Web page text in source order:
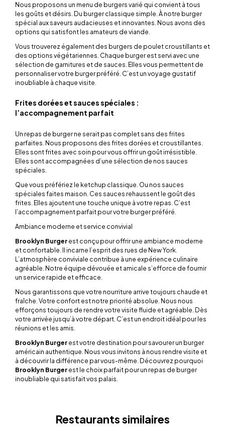
Nous proposons un menu de burgers varié qui convient à tous
les goûts et désirs. Du burger classique simple. À notre burger
spécial aux saveurs audacieuses et innovantes. Nous avons des
options qui satisfont les amateurs de viande.
Vous trouverez également des burgers de poulet croustillants et
des options végétariennes. Chaque burger est servi avec une
sélection de garnitures et de sauces. Elles vous permettent de
personnaliser votre burger préféré. C’est un voyage gustatif
inoubliable à chaque visite.
Frites dorées et sauces spéciales :
l’accompagnement parfait
Un repas de burger ne serait pas complet sans des frites
parfaites. Nous proposons des frites dorées et croustillantes.
Elles sont frites avec soin pour vous offrir un goût irrésistible.
Elles sont accompagnées d’une sélection de nos sauces
spéciales.
Que vous préfériez le ketchup classique. Ou nos sauces
spéciales faites maison. Ces sauces rehaussent le goût des
frites. Elles ajoutent une touche unique à votre repas. C’est
l’accompagnement parfait pour votre burger préféré.
Ambiance moderne et service convivial
Brooklyn Burgerest conçu pour offrir une ambiance moderne
et confortable. Il incarne l’esprit des rues de New York.
L’atmosphère conviviale contribue à une expérience culinaire
agréable. Notre équipe dévouée et amicale s’efforce de fournir
un service rapide et efficace.
Nous garantissons que votre nourriture arrive toujours chaude et
fraîche. Votre confort est notre priorité absolue. Nous nous
efforçons toujours de rendre votre visite fluide et agréable. Dès
votre arrivée jusqu’à votre départ. C’est un endroit idéal pour les
réunions et les amis.
Brooklyn Burgerest votre destination pour savourer un burger
américain authentique. Nous vous invitons à nous rendre visite et
à découvrir la différence par vous-même. Découvrez pourquoi
Brooklyn Burgerest le choix parfait pour un repas de burger
inoubliable qui satisfait vos palais.
Restaurants similaires